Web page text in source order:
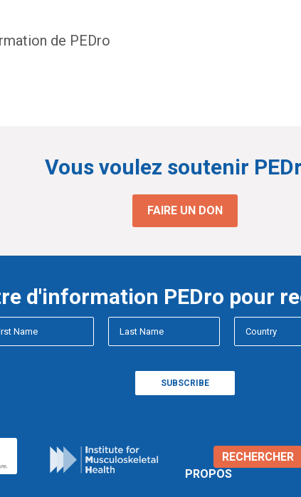
de PEDro
Vous voulez soutenir
FAIRE UN DON
d'information PEDro pour
RECHERCHER
PROPOS